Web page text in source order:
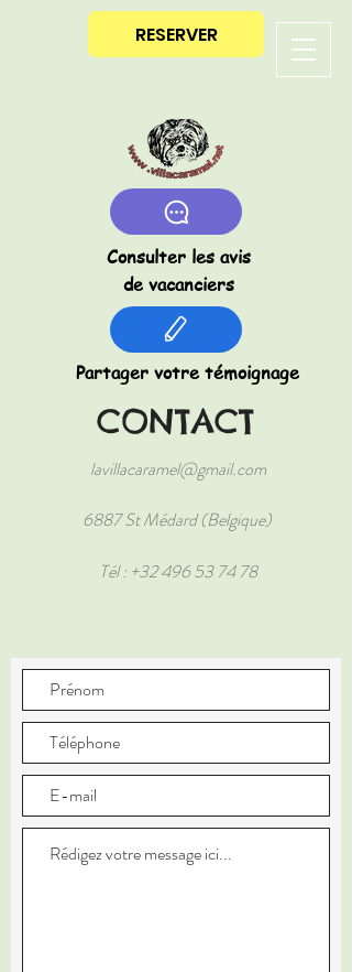
RESERVER
Consulter les avis
de vacanciers
Partager votre témoignage
CONTACT
lavillacaramel@gmail.com
6887 St Médard (Belgique)
Tél : +32 496 53 74 78